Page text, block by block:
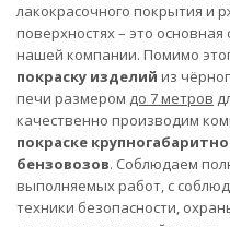
лакокрасочного покрытия и
поверхностях – это
нашей компании. Помимо
покраску изделий из
печи размером до 7 метров
качественно производим
покраске
бензовозов. Соблюдаем
выполняемых работ, с
техники безопасности,